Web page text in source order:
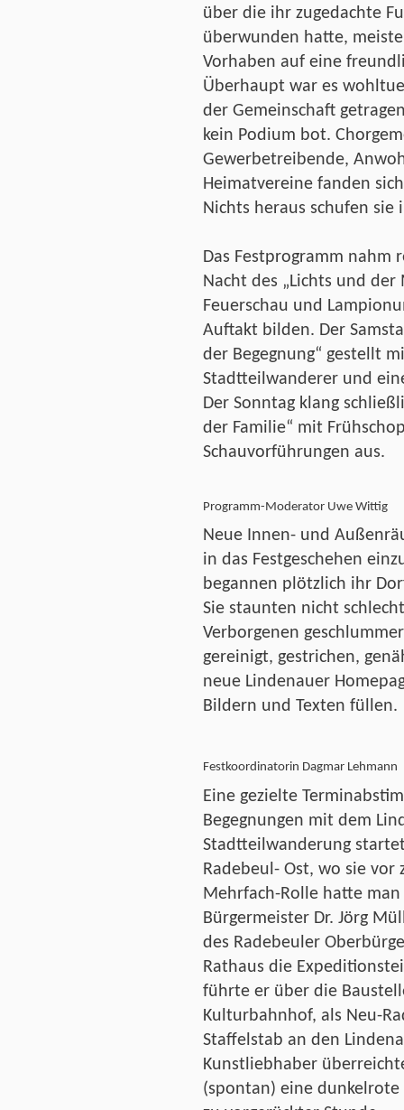
über die ihr zugedachte
überwunden hatte,
Vorhaben auf eine
Überhaupt war es
der Gemeinschaft
kein Podium bot.
Gewerbetreibende,
Heimatvereine fanden
Nichts heraus schufen sie
Das Festprogramm nahm
Nacht des „Lichts und
Feuerschau und
Auftakt bilden. Der
der Begegnung“ gestellt
Stadtteilwanderer und
Der Sonntag klang
der Familie“ mit
Schauvorführungen aus.
Programm-Moderator Uwe Wittig
Neue Innen- und
in das Festgeschehen
begannen plötzlich ihr
Sie staunten nicht
Verborgenen
gereinigt, gestrichen,
neue Lindenauer
Bildern und Texten füllen.
Festkoordinatorin Dagmar Lehmann
Eine gezielte
Begegnungen mit dem
Stadtteilwanderung
Radebeul- Ost, wo sie vor
Mehrfach-Rolle hatte
Bürgermeister Dr. Jörg
des Radebeuler
Rathaus die
führte er über die
Kulturbahnhof, als Neu-
Staffelstab an den
Kunstliebhaber
(spontan) eine dunkelrote